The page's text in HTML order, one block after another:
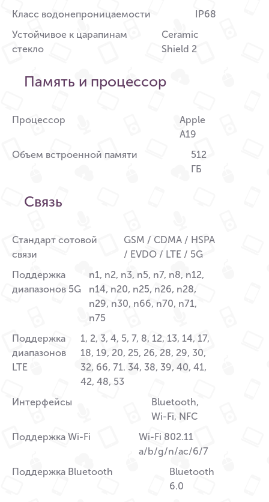
Класс водонепроницаемости
IP68
Устойчивое к царапинам
стекло
Ceramic
Shield 2
Память и процессор
Процессор
Apple
A19
Объем встроенной памяти
512
ГБ
Связь
Стандарт сотовой
связи
GSM / CDMA / HSPA
/ EVDO / LTE / 5G
Поддержка
диапазонов 5G
n1, n2, n3, n5, n7, n8, n12,
n14, n20, n25, n26, n28,
n29, n30, n66, n70, n71,
n75
Поддержка
диапазонов
LTE
1, 2, 3, 4, 5, 7, 8, 12, 13, 14, 17,
18, 19, 20, 25, 26, 28, 29, 30,
32, 66, 71. 34, 38, 39, 40, 41,
42, 48, 53
Интерфейсы
Bluetooth,
Wi-Fi, NFC
Поддержка Wi-Fi
Wi-Fi 802.11
a/b/g/n/ac/6/7
Поддержка Bluetooth
Bluetooth
6.0